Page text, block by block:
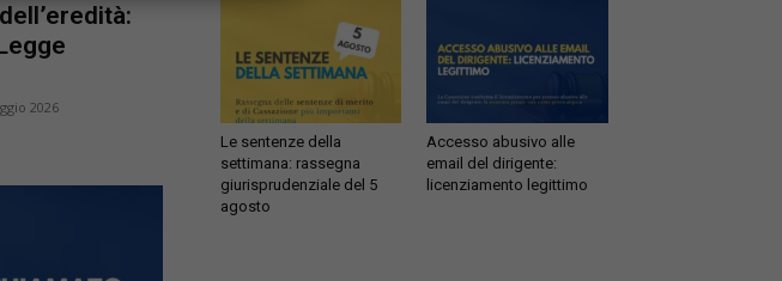
2026
Le sentenze della
settimana: rassegna
giurisprudenziale del 5
agosto
Accesso abusivo alle
email del dirigente:
licenziamento legittimo